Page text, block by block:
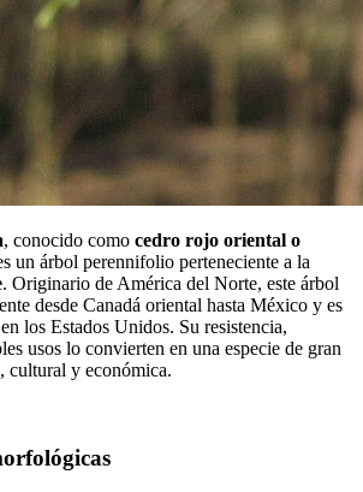
, conocido como cedro rojo oriental o
un árbol perennifolio perteneciente a la
. Originario de América del Norte, este árbol
desde Canadá oriental hasta México y es
los Estados Unidos. Su resistencia,
usos lo convierten en una especie de gran
cultural y económica.